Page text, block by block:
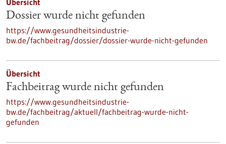
Übersicht
Dossier wurde nicht gefunden
https://www.gesundheitsindustrie-
bw.de/fachbeitrag/dossier/dossier-wurde-nicht-gefunden
Übersicht
Fachbeitrag wurde nicht gefunden
https://www.gesundheitsindustrie-
bw.de/fachbeitrag/aktuell/fachbeitrag-wurde-nicht-
gefunden